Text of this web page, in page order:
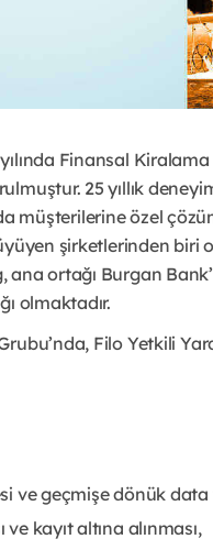
Finansal
25 yıllık
müşterilerine özel
şirketlerinden biri
ortağı Burgan
olmaktadır.
Filo Yetkili
ve geçmişe dönük data
kayıt altına alınması,